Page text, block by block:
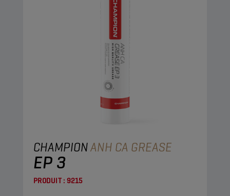
CHAMPIONANH CA GREASE
EP 3
PRODUIT : 9215